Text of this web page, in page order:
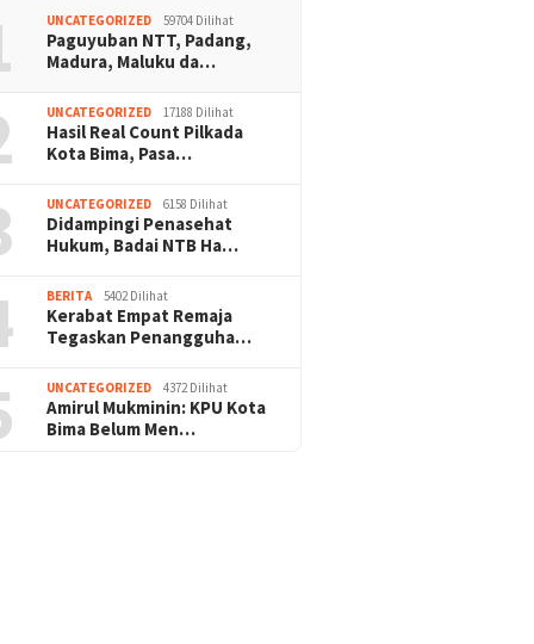
UNCATEGORIZED 59704 Dilihat
Paguyuban NTT, Padang,
Madura, Maluku da…
UNCATEGORIZED 17188 Dilihat
Hasil Real Count Pilkada
Kota Bima, Pasa…
UNCATEGORIZED 6158 Dilihat
Didampingi Penasehat
Hukum, Badai NTB Ha…
BERITA 5402 Dilihat
Kerabat Empat Remaja
Tegaskan Penangguha…
UNCATEGORIZED 4372 Dilihat
Amirul Mukminin: KPU Kota
Bima Belum Men…